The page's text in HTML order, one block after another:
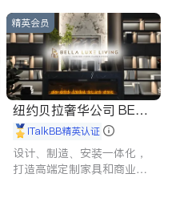
精英会员
纽约贝拉奢华公司 BELL
A LUXE
iTalkBB精英认证
设计、制造、安装一体化，
打造高端定制家具和商业空